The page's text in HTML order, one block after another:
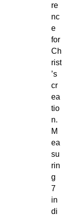
re
nc
e
for
Ch
rist
’s
cr
ea
tio
n.
M
ea
su
rin
g
7
in
di